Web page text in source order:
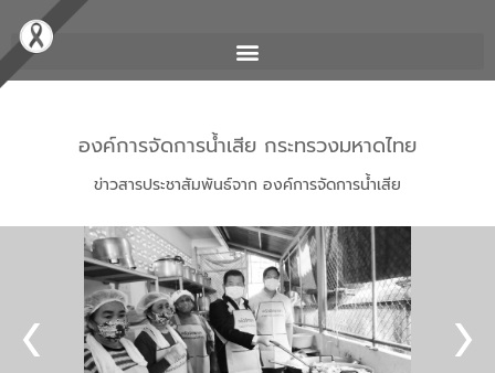
องค์การจัดการน้ำเสีย กระทรวงมหาดไทย
ข่าวสารประชาสัมพันธ์จาก องค์การจัดการน้ำเสีย